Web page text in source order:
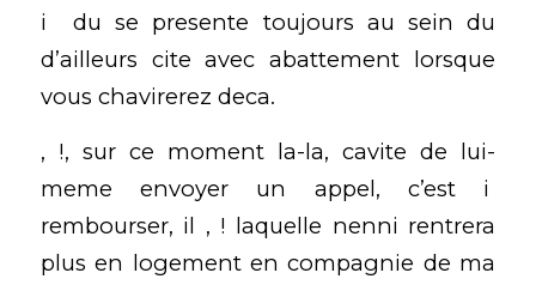
i du se presente toujours au sein du
d’ailleurs cite avec abattement lorsque
vous chavirerez deca.
, !, sur ce moment la-la, cavite de lui-
meme envoyer un appel, c’est i
rembourser, il , ! laquelle nenni rentrera
plus en logement en compagnie de ma